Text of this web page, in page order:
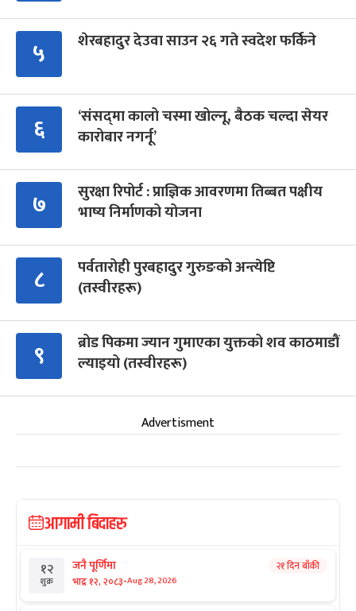
५ शेरबहादुर देउवा साउन २६ गते स्वदेश फर्किने
६
‘संसद्‍मा कालो चस्मा खोल्नू, बैठक चल्दा सेयर
कारोबार नगर्नू’
७
सुरक्षा रिपोर्ट : प्राज्ञिक आवरणमा तिब्बत पक्षीय
भाष्य निर्माणको योजना
८
पर्वतारोही पुरबहादुर गुरुङको अन्त्येष्टि
(तस्वीरहरू)
९
ब्रोड पिकमा ज्यान गुमाएका युक्तको शव काठमाडौं
ल्याइयो (तस्वीरहरू)
Advertisment
आगामी बिदाहरु
१२
शुक्र
जनै पूर्णिमा
भाद्र १२, २०८३-Aug 28, 2026
२१ दिन बाँकी